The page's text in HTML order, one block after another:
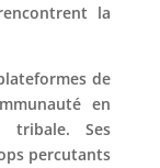
la
de
en
tribale. Ses
percutants